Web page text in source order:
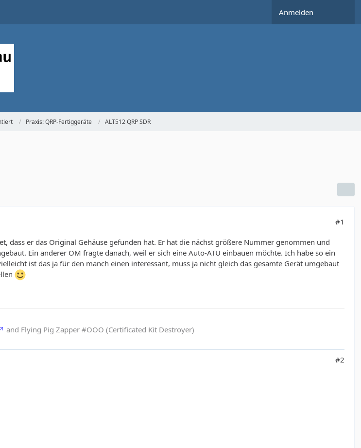
Anmelden
Praxis: QRP-Fertiggeräte ALT512 QRP SDR
#1
dass er das Original Gehäuse gefunden hat. Er hat die nächst größere Nummer genommen und
Ein anderer OM fragte danach, weil er sich eine Auto-ATU einbauen möchte. Ich habe so ein
ist das ja für den manch einen interessant, muss ja nicht gleich das gesamte Gerät umgebaut
and Flying Pig Zapper #OOO (Certificated Kit Destroyer)
#2